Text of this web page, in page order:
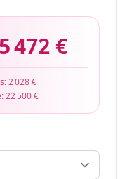
472 €
2 028 €
22 500 €